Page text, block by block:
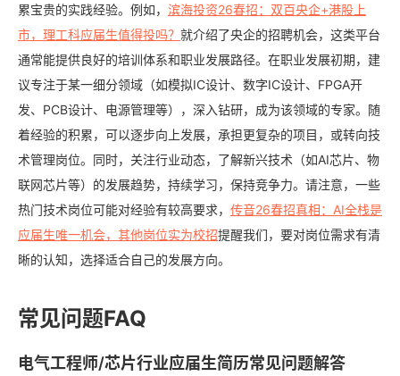
累宝贵的实践经验。例如， 滨海投资26春招：双百央企+港股上
市，理工科应届生值得投吗？ 就介绍了央企的招聘机会，这类平台
通常能提供良好的培训体系和职业发展路径。在职业发展初期，建
议专注于某一细分领域（如模拟IC设计、数字IC设计、FPGA开
发、PCB设计、电源管理等），深入钻研，成为该领域的专家。随
着经验的积累，可以逐步向上发展，承担更复杂的项目，或转向技
术管理岗位。同时，关注行业动态，了解新兴技术（如AI芯片、物
联网芯片等）的发展趋势，持续学习，保持竞争力。请注意，一些
热门技术岗位可能对经验有较高要求， 传音26春招真相：AI全栈是
应届生唯一机会，其他岗位实为校招提醒我们，要对岗位需求有清
晰的认知，选择适合自己的发展方向。
常见问题FAQ
电气工程师/芯片行业应届生简历常见问题解答